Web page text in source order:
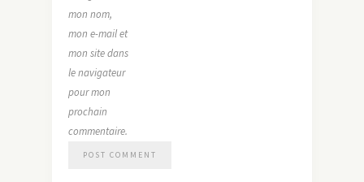
mon nom,
mon e-mail et
mon site dans
le navigateur
pour mon
prochain
commentaire.